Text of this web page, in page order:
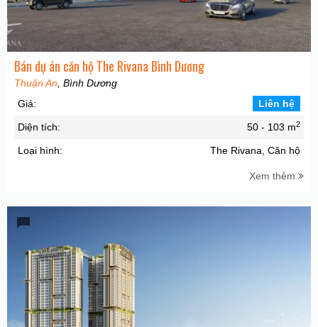
Bán dự án căn hộ The Rivana Bình Dương
Thuận An , Bình Dương
Giá:
Liên hệ
Diện tích: 50 - 103 m2
Loại hình: The Rivana, Căn hộ
Xem thêm